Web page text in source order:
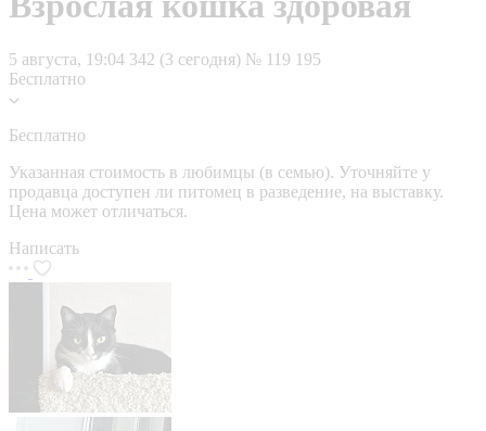
5 августа, 19:04 342 (3 сегодня) № 119 195
Бесплатно
Бесплатно
Указанная стоимость в любимцы (в семью). Уточняйте у
продавца доступен ли питомец в разведение, на выставку.
Цена может отличаться.
Написать